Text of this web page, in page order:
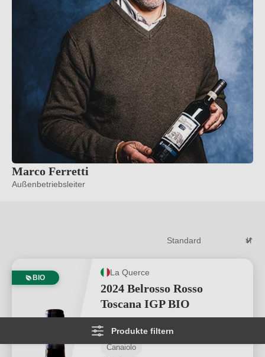
Marco Ferretti
Außenbetriebsleiter
Produkte filtern
BIO
La Querce
2024 Belrosso Rosso
Toscana IGP BIO
Toscana IGP
Canaiolo